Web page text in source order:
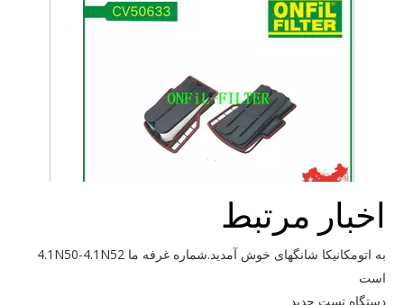
برای FleetGuard CV50633 استفاده کنید
اخبار مرتبط
به اتومکانیکا شانگهای خوش آمدید.شماره غرفه ما 4.1N50-4.1N52
است
دستگاه تست جدید